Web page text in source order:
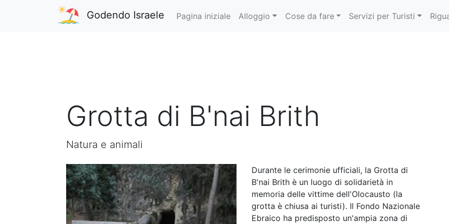
Godendo Israele Pagina iniziale Alloggio Cose da fare Servizi per Turisti
Grotta di B'nai Brith
Natura e animali
Durante le cerimonie ufficiali, la Grotta di
B'nai Brith è un luogo di solidarietà in
memoria delle vittime dell'Olocausto (la
grotta è chiusa ai turisti). Il Fondo Nazionale
Ebraico ha predisposto un'ampia zona di